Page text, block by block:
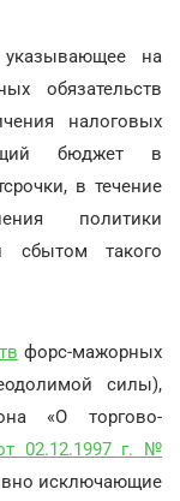
указывающее на
обязательств
налоговых
бюджет в
в течение
политики
сбытом такого
форс-мажорных
силы),
«О торгово-
02.12.1997 г. №
исключающие